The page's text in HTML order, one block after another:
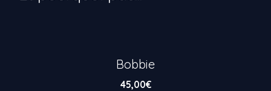
Bobbie
45,00€